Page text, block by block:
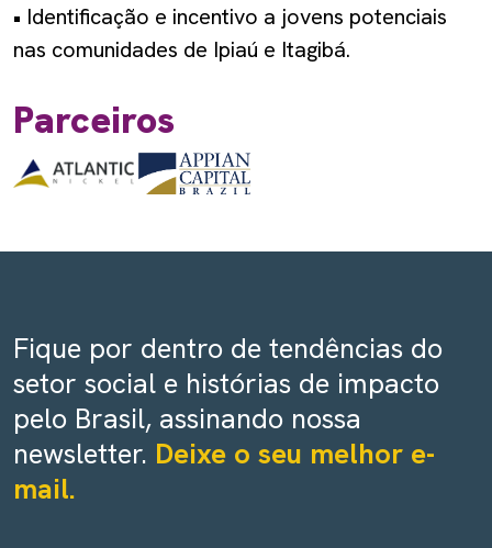
• Identificação e incentivo a jovens potenciais
nas comunidades de Ipiaú e Itagibá.
Parceiros
Fique por dentro de tendências do
setor social e histórias de impacto
pelo Brasil, assinando nossa
newsletter. Deixe o seu melhor e-
mail.